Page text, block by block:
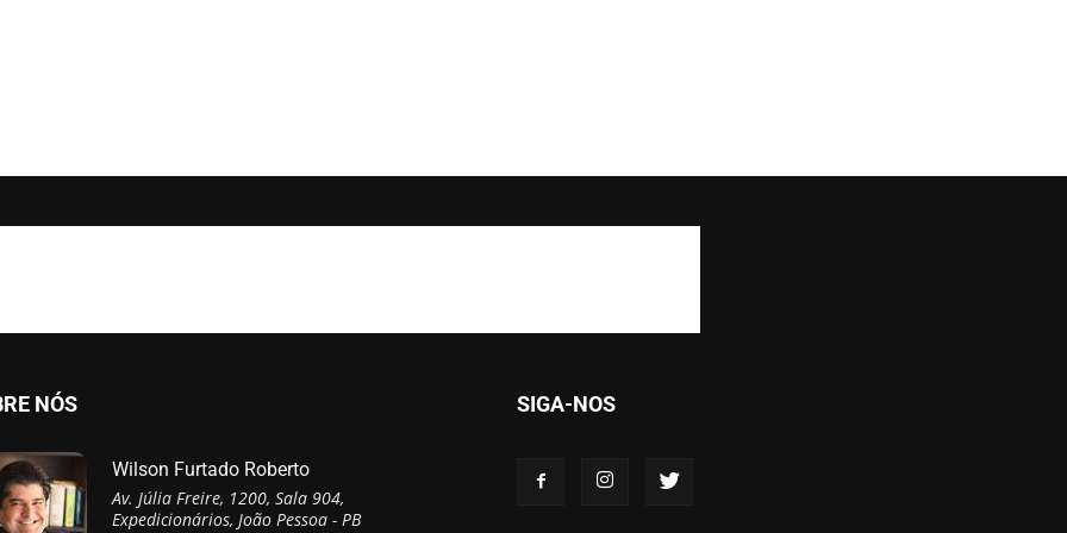
NÓS
Wilson Furtado Roberto
Av. Júlia Freire, 1200, Sala 904,
Expedicionários, João Pessoa - PB
SIGA-NOS